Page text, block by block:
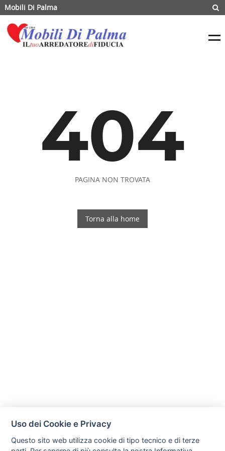
Mobili Di Palma
404
PAGINA NON TROVATA
Torna alla home
Uso dei Cookie e Privacy
Questo sito web utilizza cookie di tipo tecnico e di terze